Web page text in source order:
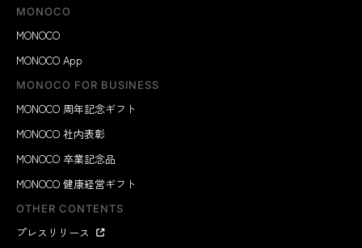
MONOCO
MONOCO
MONOCO App
MONOCO FOR BUSINESS
MONOCO 周年記念ギフト
MONOCO 社内表彰
MONOCO 卒業記念品
MONOCO 健康経営ギフト
OTHER CONTENTS
プレスリリース